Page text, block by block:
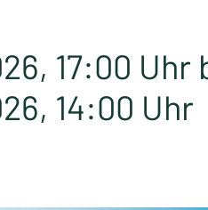
17:00 Uhr
14:00 Uhr